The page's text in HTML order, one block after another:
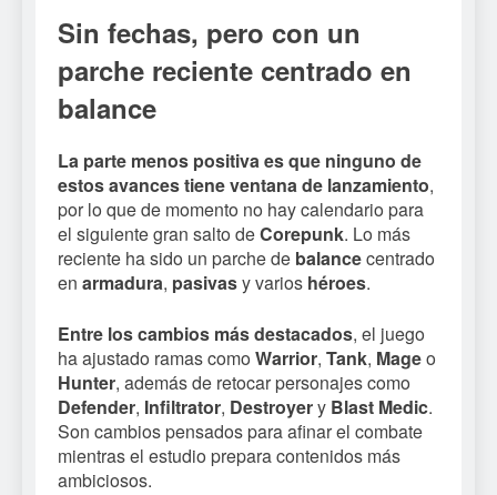
Sin fechas, pero con un
parche reciente centrado en
balance
La parte menos positiva es que ninguno de
estos avances tiene ventana de lanzamiento,
por lo que de momento no hay calendario para
el siguiente gran salto deCorepunk. Lo más
reciente ha sido un parche de balancecentrado
en armadura, pasivasy varios héroes.
Entre los cambios más destacados, el juego
ha ajustado ramas como Warrior, Tank, Mageo
Hunter, además de retocar personajes como
Defender, Infiltrator, Destroyery Blast Medic.
Son cambios pensados para afinar el combate
mientras el estudio prepara contenidos más
ambiciosos.